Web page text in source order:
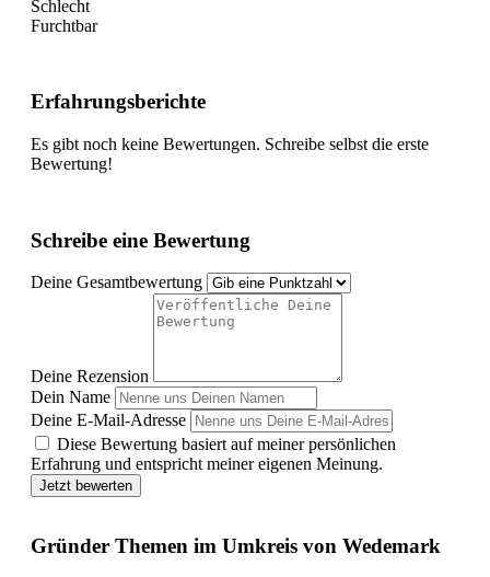
Schlecht
Furchtbar
Erfahrungsberichte
Es gibt noch keine Bewertungen. Schreibe selbst die erste
Bewertung!
Schreibe eine Bewertung
Deine Gesamtbewertung
Deine Rezension
Dein Name
Deine E-Mail-Adresse
Diese Bewertung basiert auf meiner persönlichen
Erfahrung und entspricht meiner eigenen Meinung.
Jetzt bewerten
Gründer Themen im Umkreis von Wedemark